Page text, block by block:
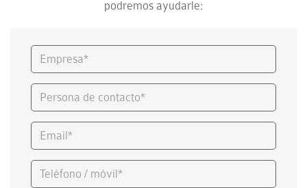
podremos ayudarle: